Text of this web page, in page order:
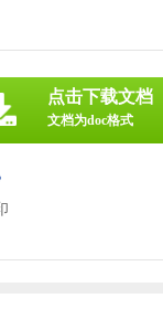
点击下载文档
文档为doc格式